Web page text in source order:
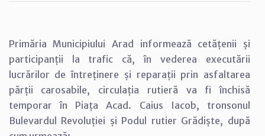
Primăria Municipiului Arad informează cetățenii și
participanții la trafic că, în vederea executării
lucrărilor de întreținere și reparații prin asfaltarea
părții carosabile, circulația rutieră va fi închisă
temporar în Piața Acad. Caius Iacob, tronsonul
Bulevardul Revoluției și Podul rutier Grădiște, după